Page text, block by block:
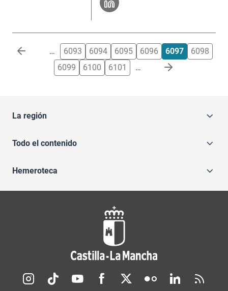
Paginación … 6093 6094 6095 6096 6097
6098
6099
6100 6101 …
La región
Todo el contenido
Hemeroteca
Redes sociales JCCM